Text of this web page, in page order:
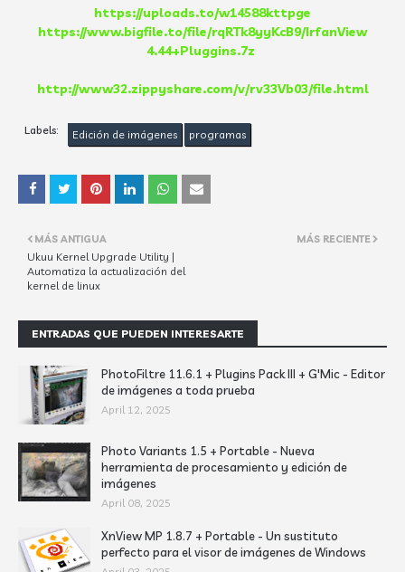
https://uploads.to/w14588kttpge
https://www.bigfile.to/file/rqRTk8yyKcB9/IrfanView
4.44+Pluggins.7z
http://www32.zippyshare.com/v/rv33Vb03/file.html
Labels: Edición de imágenes programas
MÁS RECIENTE
MÁS ANTIGUA
Ukuu Kernel Upgrade Utility |
Automatiza la actualización del
kernel de linux
ENTRADAS QUE PUEDEN INTERESARTE
PhotoFiltre 11.6.1 + Plugins Pack III + G'Mic - Editor
de imágenes a toda prueba
April 12, 2025
Photo Variants 1.5 + Portable - Nueva
herramienta de procesamiento y edición de
imágenes
April 08, 2025
XnView MP 1.8.7 + Portable - Un sustituto
perfecto para el visor de imágenes de Windows